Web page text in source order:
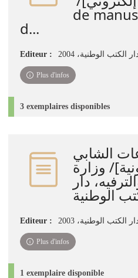
de
d...
Editeur : الوطنية‏‏، ‏2004
Plus d'infos
3 exemplaires disponibles
الشابي
وزارة
دار
الوطنية
Editeur : الوطنية، 2003
Plus d'infos
1 exemplaire disponible